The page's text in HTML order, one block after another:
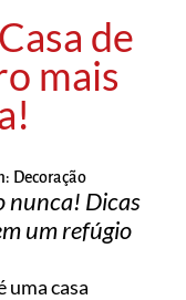
de
mais
Decoração
nunca! Dicas
um refúgio
uma casa